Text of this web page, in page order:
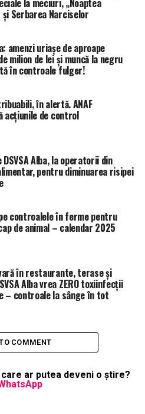
la meciuri, „Noaptea
și Serbarea Narciselor
amenzi uriașe de aproape
milion de lei și muncă la negru
în controale fulger!
în alertă. ANAF
acțiunile de control
Alba, la operatorii din
pentru diminuarea risipei
controalele în ferme pentru
de animal – calendar 2025
în restaurante, terase și
Alba vrea ZERO toxiinfecții
– controale la sânge în tot
COMMENT
ar putea deveni o ştire?